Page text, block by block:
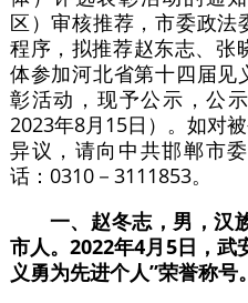
区）审核推荐，市委政
程序，拟推荐赵东志、张
体参加河北省第十四届见
彰活动，现予公示，公
2023年8月15日）。如对
异议，请向中共邯郸市
话：0310－3111853。
一、赵冬志，男，汉
市人。2022年4月5日，武
义勇为先进个人”荣誉称号。